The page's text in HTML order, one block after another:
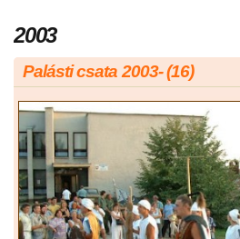
2003
Palásti csata 2003- (16)